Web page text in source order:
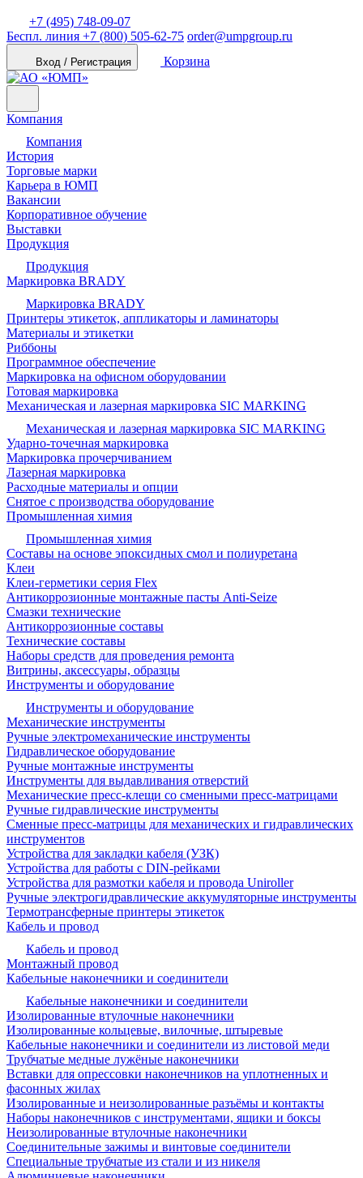
+7 (495) 748-09-07
Беспл. линия +7 (800) 505-62-75 order@umpgroup.ru
Вход / Регистрация Корзина
Компания
Компания
История
Торговые марки
Карьера в ЮМП
Вакансии
Корпоративное обучение
Выставки
Продукция
Продукция
Маркировка BRADY
Маркировка BRADY
Принтеры этикеток, аппликаторы и ламинаторы
Материалы и этикетки
Риббоны
Программное обеспечение
Маркировка на офисном оборудовании
Готовая маркировка
Механическая и лазерная маркировка SIC MARKING
Механическая и лазерная маркировка SIC MARKING
Ударно-точечная маркировка
Маркировка прочерчиванием
Лазерная маркировка
Расходные материалы и опции
Снятое с производства оборудование
Промышленная химия
Промышленная химия
Составы на основе эпоксидных смол и полиуретана
Клеи
Клеи-герметики серия Flex
Антикоррозионные монтажные пасты Anti-Seize
Смазки технические
Антикоррозионные составы
Технические составы
Наборы средств для проведения ремонта
Витрины, аксессуары, образцы
Инструменты и оборудование
Инструменты и оборудование
Механические инструменты
Ручные электромеханические инструменты
Гидравлическое оборудование
Ручные монтажные инструменты
Инструменты для выдавливания отверстий
Механические пресс-клещи со сменными пресс-матрицами
Ручные гидравлические инструменты
Сменные пресс-матрицы для механических и гидравлических
инструментов
Устройства для закладки кабеля (УЗК)
Устройства для работы с DIN-рейками
Устройства для размотки кабеля и провода Uniroller
Ручные электрогидравлические аккумуляторные инструменты
Термотрансферные принтеры этикеток
Кабель и провод
Кабель и провод
Монтажный провод
Кабельные наконечники и соединители
Кабельные наконечники и соединители
Изолированные втулочные наконечники
Изолированные кольцевые, вилочные, штыревые
Кабельные наконечники и соединители из листовой меди
Трубчатые медные лужёные наконечники
Вставки для опрессовки наконечников на уплотненных и
фасонных жилах
Изолированные и неизолированные разъёмы и контакты
Наборы наконечников с инструментами, ящики и боксы
Неизолированные втулочные наконечники
Соединительные зажимы и винтовые соединители
Специальные трубчатые из стали и из никеля